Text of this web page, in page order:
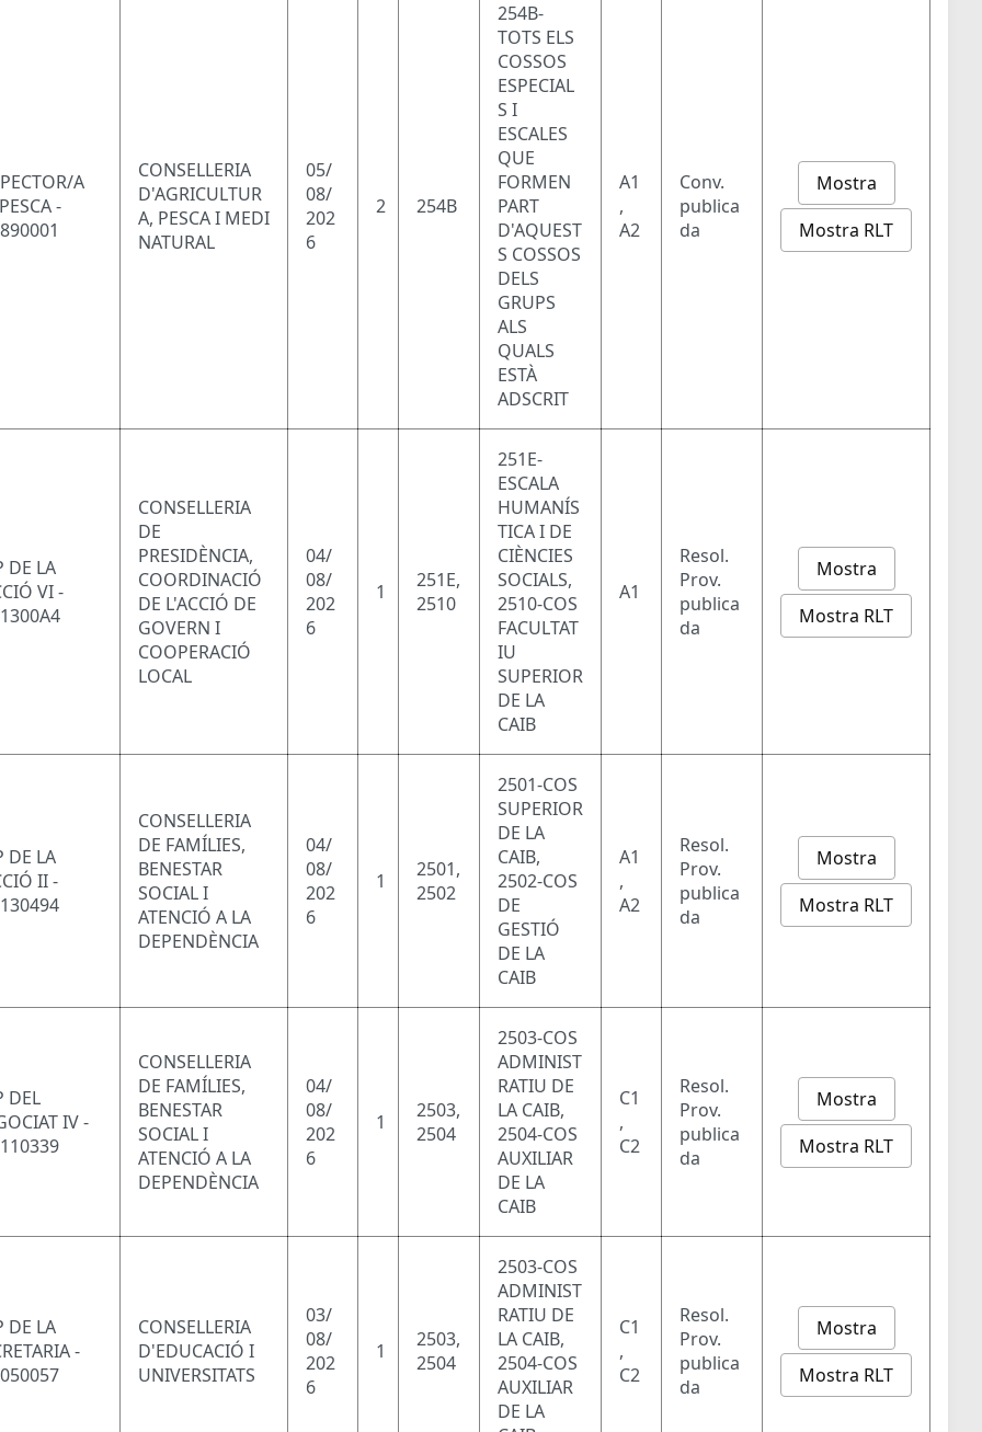
A
-
CONSELLERIA
D'AGRICULTUR
A, PESCA I MEDI
NATURAL
05/
08/
202
6
2 254B
254B-
TOTS ELS
COSSOS
ESPECIAL
S I
ESCALES
QUE
FORMEN
PART
D'AQUEST
S COSSOS
DELS
GRUPS
ALS
QUALS
ESTÀ
ADSCRIT
A1
,
A2
Conv.
publica
da
Mostra
Mostra RLT
DE LA
VI -
CONSELLERIA
DE
PRESIDÈNCIA,
COORDINACIÓ
DE L'ACCIÓ DE
GOVERN I
COOPERACIÓ
LOCAL
04/
08/
202
6
1
251E,
2510
251E-
ESCALA
HUMANÍS
TICA I DE
CIÈNCIES
SOCIALS,
2510-COS
FACULTAT
IU
SUPERIOR
DE LA
CAIB
A1
Resol.
Prov.
publica
da
Mostra
Mostra RLT
DE LA
II -
CONSELLERIA
DE FAMÍLIES,
BENESTAR
SOCIAL I
ATENCIÓ A LA
DEPENDÈNCIA
04/
08/
202
6
1
2501,
2502
2501-COS
SUPERIOR
DE LA
CAIB,
2502-COS
DE
GESTIÓ
DE LA
CAIB
A1
,
A2
Resol.
Prov.
publica
da
Mostra
Mostra RLT
DEL
IV -
CONSELLERIA
DE FAMÍLIES,
BENESTAR
SOCIAL I
ATENCIÓ A LA
DEPENDÈNCIA
04/
08/
202
6
1
2503,
2504
2503-COS
ADMINIST
RATIU DE
LA CAIB,
2504-COS
AUXILIAR
DE LA
CAIB
C1
,
C2
Resol.
Prov.
publica
da
Mostra
Mostra RLT
DE LA
-
CONSELLERIA
D'EDUCACIÓ I
UNIVERSITATS
03/
08/
202
6
1
2503,
2504
2503-COS
ADMINIST
RATIU DE
LA CAIB,
2504-COS
AUXILIAR
DE LA
C1
,
C2
Resol.
Prov.
publica
da
Mostra
Mostra RLT